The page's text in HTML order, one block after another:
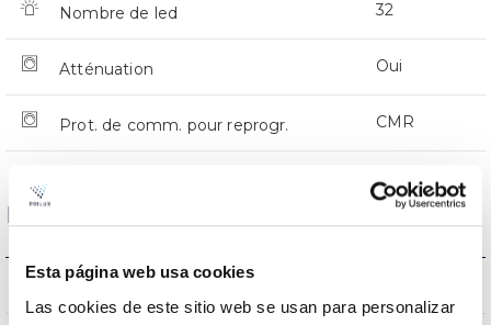
Esta página web usa cookies
Las cookies de este sitio web se usan para personalizar
Nombre de led 32
Atténuation Oui
Prot. de comm. pour reprogr. CMR
Dimensions et montage